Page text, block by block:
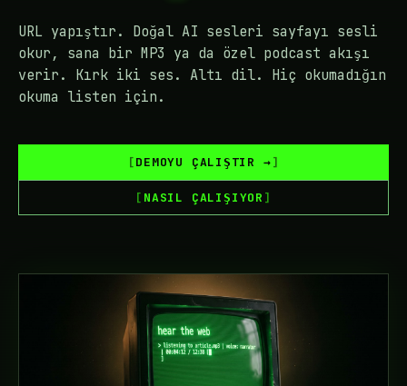
URL yapıştır. Doğal AI sesleri sayfayı sesli
okur, sana bir MP3 ya da özel podcast akışı
verir. Kırk iki ses. Altı dil. Hiç okumadığın
okuma listen için.
DEMOYU ÇALIŞTIR →
NASIL ÇALIŞIYOR